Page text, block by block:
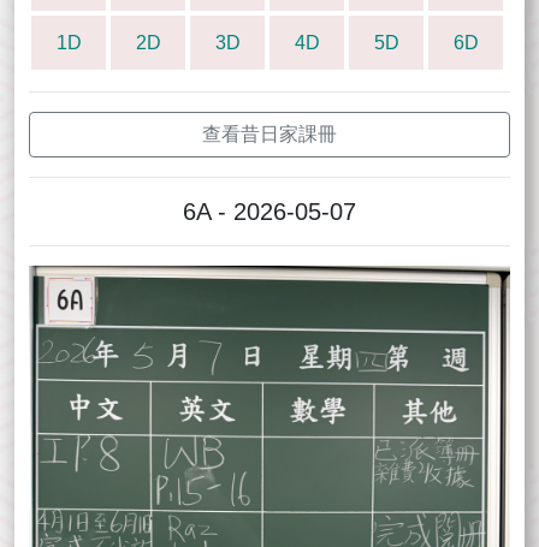
1D 2D 3D 4D 5D 6D
查看昔日家課冊
6A - 2026-05-07